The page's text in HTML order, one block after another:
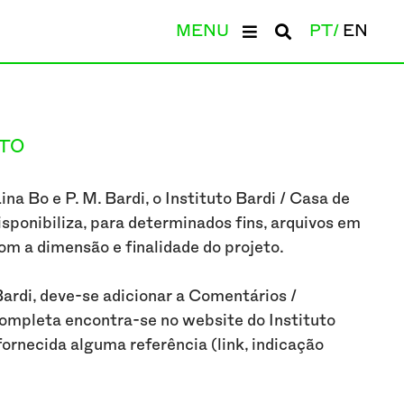
MENU PT EN
Bo e P. M. Bardi, o Instituto Bardi / Casa de
para determinados fins, arquivos em
a dimensão e finalidade do projeto.
deve-se adicionar a Comentários /
encontra-se no website do Instituto
alguma referência (link, indicação